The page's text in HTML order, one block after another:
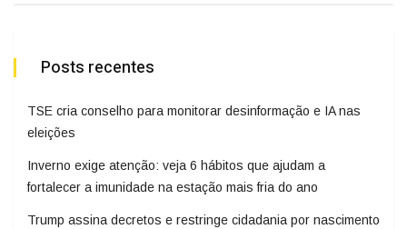
Posts recentes
TSE cria conselho para monitorar desinformação e IA nas
eleições
Inverno exige atenção: veja 6 hábitos que ajudam a
fortalecer a imunidade na estação mais fria do ano
Trump assina decretos e restringe cidadania por nascimento